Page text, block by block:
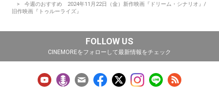
今週のおすすめ 2024年11月22日（金）新作映画『ドリーム・シナリオ』/
旧作映画『トゥルーライズ』
FOLLOW US
CINEMOREをフォローして最新情報をチェック